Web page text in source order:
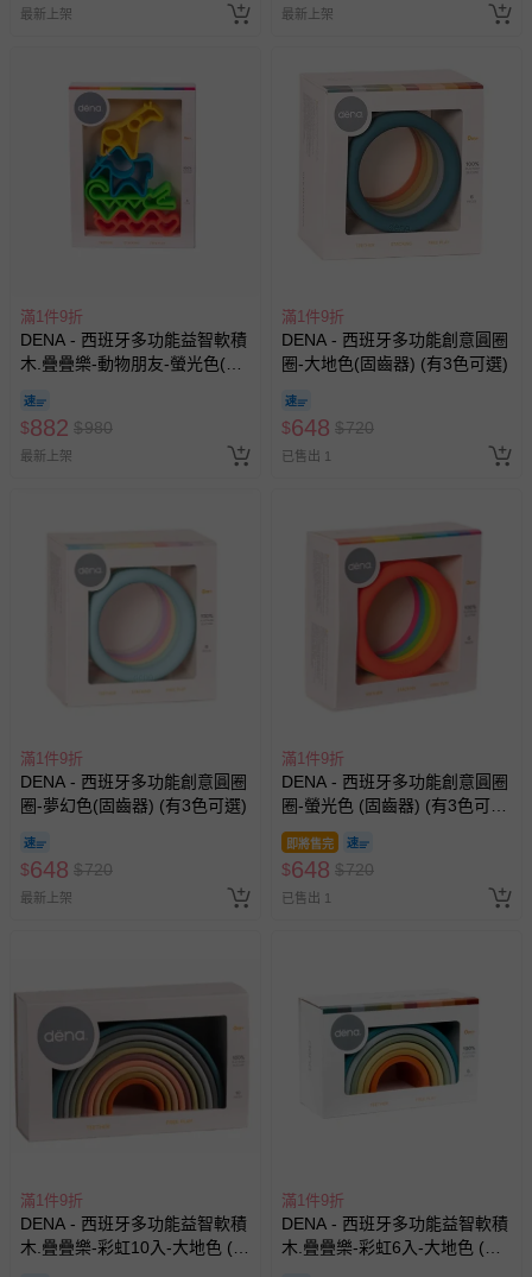
最新上架 最新上架
滿1件9折
DENA - 西班牙多功能益智軟積
木.疊疊樂-動物朋友-螢光色(有
$882 $980
最新上架
滿1件9折
DENA - 西班牙多功能創意圓圈
圈-大地色(固齒器) (有3色可選)
$648 $720
已售出 1
滿1件9折
DENA - 西班牙多功能創意圓圈
圈-夢幻色(固齒器) (有3色可選)
$648 $720
最新上架
滿1件9折
DENA - 西班牙多功能創意圓圈
圈-螢光色 (固齒器) (有3色可
選)
即將售完
$648 $720
已售出 1
滿1件9折
DENA - 西班牙多功能益智軟積
木.疊疊樂-彩虹10入-大地色 (有
滿1件9折
DENA - 西班牙多功能益智軟積
木.疊疊樂-彩虹6入-大地色 (有3